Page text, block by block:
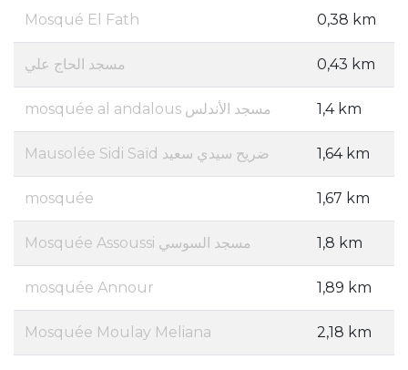
Mosqué El Fath 0,38 km
مسجد الحاج علي 0,43 km
mosquée al andalous مسجد الأندلس 1,4 km
Mausolée Sidi Saïd ضريح سيدي سعيد 1,64 km
mosquée 1,67 km
Mosquée Assoussi مسجد السوسي 1,8 km
mosquée Annour 1,89 km
Mosquée Moulay Meliana 2,18 km